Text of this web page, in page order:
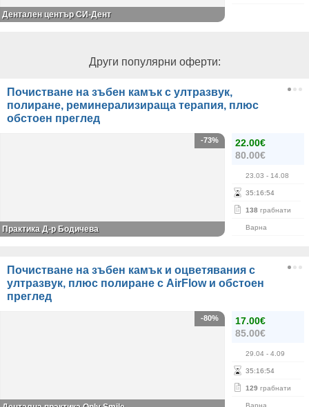
Дентален център СИ-Дент
Други популярни оферти:
Почистване на зъбен камък с ултразвук,
полиране, реминерализираща терапия, плюс
обстоен преглед
22.00€
80.00€
23.03 - 14.08
35:16:54
138 грабнати
Варна
-73%
Практика Д-р Бодичева
Почистване на зъбен камък и оцветявания с
ултразвук, плюс полиране с AirFlow и обстоен
преглед
17.00€
85.00€
29.04 - 4.09
35:16:54
129 грабнати
Варна
-80%